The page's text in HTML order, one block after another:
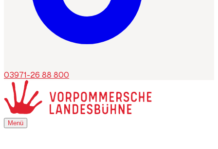
03971-26 88 800
Menü
Menü